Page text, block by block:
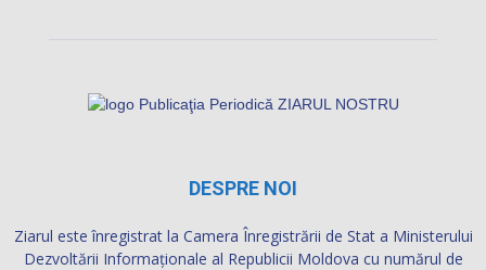
DESPRE NOI
Ziarul este înregistrat la Camera Înregistrării de Stat a Ministerului
Dezvoltării Informaţionale al Republicii Moldova cu numărul de